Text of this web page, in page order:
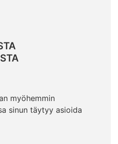
myöhemmin
sinun täytyy asioida